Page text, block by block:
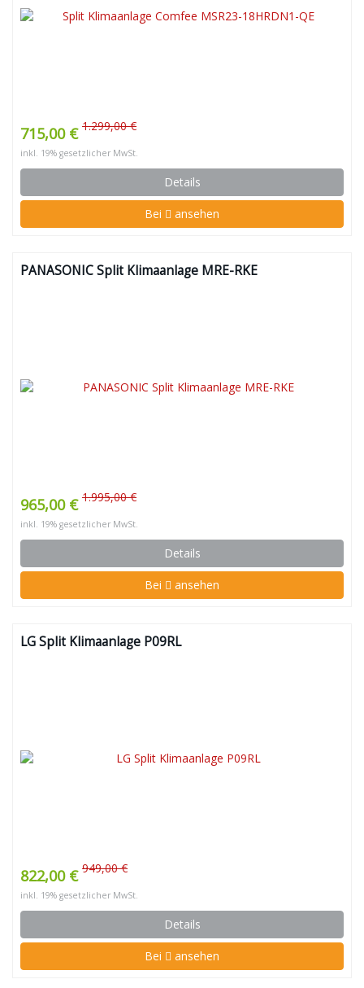
715,00 € 1.299,00 €
inkl. 19% gesetzlicher MwSt.
Details
Bei ansehen
PANASONIC Split Klimaanlage MRE-RKE
965,00 € 1.995,00 €
inkl. 19% gesetzlicher MwSt.
Details
Bei ansehen
LG Split Klimaanlage P09RL
822,00 € 949,00 €
inkl. 19% gesetzlicher MwSt.
Details
Bei ansehen